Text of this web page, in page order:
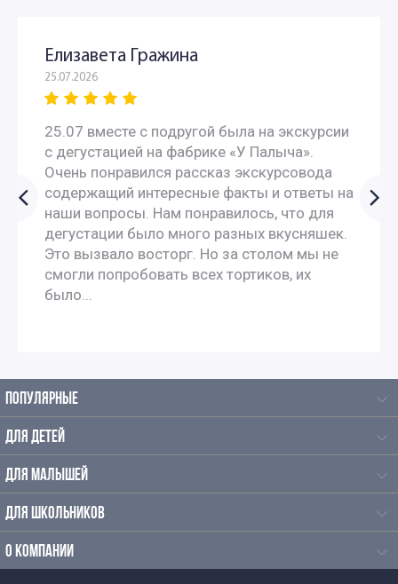
Недорогие экскурсии для пенсионеров
Экскурсии выходного дня для пенсионеров
Экскурсии по Москве для студентов
Интересные экскурсии в Москве для взрослых
Историко-краеведческие экскурсии
Экскурсии по Москве от Китай город
Елизавета Гражина
25.07.2026
25.07 вместе с подругой была на экскурсии
с дегустацией на фабрике «У Палыча».
Очень понравился рассказ экскурсовода
содержащий интересные факты и ответы на
наши вопросы. Нам понравилось, что для
дегустации было много разных вкусняшек.
Это вызвало восторг. Но за столом мы не
смогли попробовать всех тортиков, их
было...
ПОПУЛЯРНЫЕ
ДЛЯ ДЕТЕЙ
ДЛЯ МАЛЫШЕЙ
ДЛЯ ШКОЛЬНИКОВ
О КОМПАНИИ